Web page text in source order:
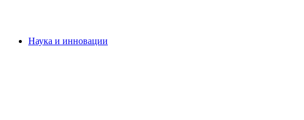
Наука и инновации